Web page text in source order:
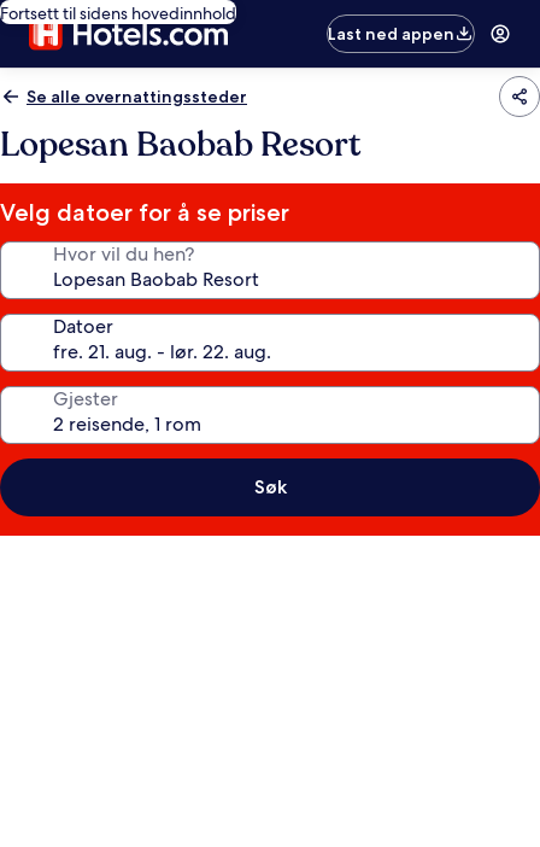
Fortsett til sidens hovedinnhold
Last ned appen
Se alle overnattingssteder
Lopesan Baobab Resort
Velg datoer for å se priser
Hvor vil du hen?
Datoer
Gjester
Søk